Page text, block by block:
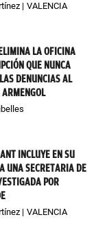
VALENCIA
LA OFICINA
QUE NUNCA
DENUNCIAS AL
INCLUYE EN SU
UNA SECRETARIA DE
POR
VALENCIA